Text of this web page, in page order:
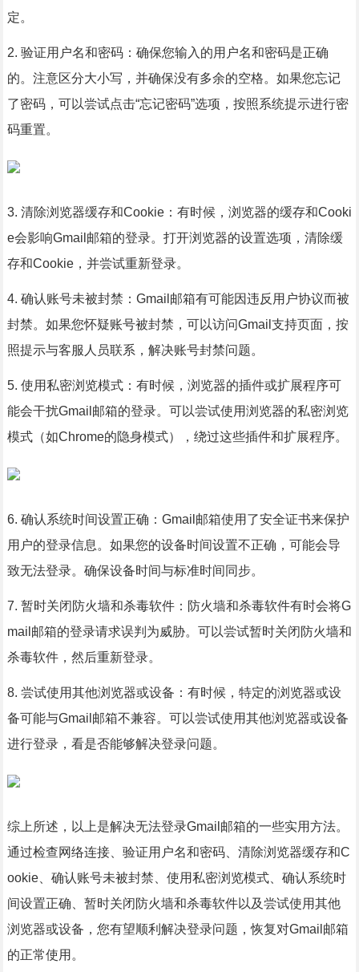
定。
2. 验证用户名和密码：确保您输入的用户名和密码是正确
的。注意区分大小写，并确保没有多余的空格。如果您忘记
了密码，可以尝试点击“忘记密码”选项，按照系统提示进行密
码重置。
3. 清除浏览器缓存和Cookie：有时候，浏览器的缓存和Cooki
e会影响Gmail邮箱的登录。打开浏览器的设置选项，清除缓
存和Cookie，并尝试重新登录。
4. 确认账号未被封禁：Gmail邮箱有可能因违反用户协议而被
封禁。如果您怀疑账号被封禁，可以访问Gmail支持页面，按
照提示与客服人员联系，解决账号封禁问题。
5. 使用私密浏览模式：有时候，浏览器的插件或扩展程序可
能会干扰Gmail邮箱的登录。可以尝试使用浏览器的私密浏览
模式（如Chrome的隐身模式），绕过这些插件和扩展程序。
6. 确认系统时间设置正确：Gmail邮箱使用了安全证书来保护
用户的登录信息。如果您的设备时间设置不正确，可能会导
致无法登录。确保设备时间与标准时间同步。
7. 暂时关闭防火墙和杀毒软件：防火墙和杀毒软件有时会将G
mail邮箱的登录请求误判为威胁。可以尝试暂时关闭防火墙和
杀毒软件，然后重新登录。
8. 尝试使用其他浏览器或设备：有时候，特定的浏览器或设
备可能与Gmail邮箱不兼容。可以尝试使用其他浏览器或设备
进行登录，看是否能够解决登录问题。
综上所述，以上是解决无法登录Gmail邮箱的一些实用方法。
通过检查网络连接、验证用户名和密码、清除浏览器缓存和C
ookie、确认账号未被封禁、使用私密浏览模式、确认系统时
间设置正确、暂时关闭防火墙和杀毒软件以及尝试使用其他
浏览器或设备，您有望顺利解决登录问题，恢复对Gmail邮箱
的正常使用。